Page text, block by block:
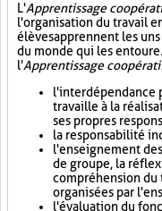
L'Apprentissage
l'organisation du travail
élèves apprennent les
du monde qui les
l'Apprentissage
l'interdépendance
travaille à la
ses propres
la responsabilité
l'enseignement
de groupe, la
compréhension du
organisées par
l'évaluation du